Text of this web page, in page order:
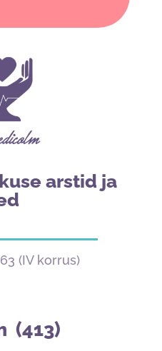
arstid ja
(IV korrus)
(413)